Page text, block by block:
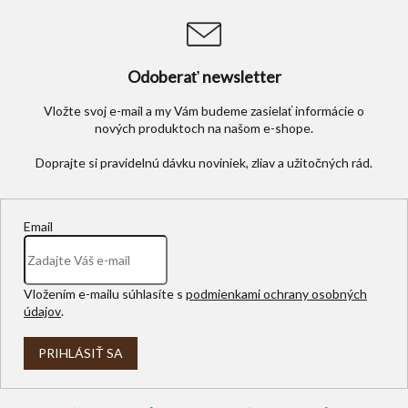
Odoberať newsletter
Vložte svoj e-mail a my Vám budeme zasielať informácie o
nových produktoch na našom e-shope.
Email
Vložením e-mailu súhlasíte s podmienkami ochrany osobných
údajov.
PRIHLÁSIŤ SA